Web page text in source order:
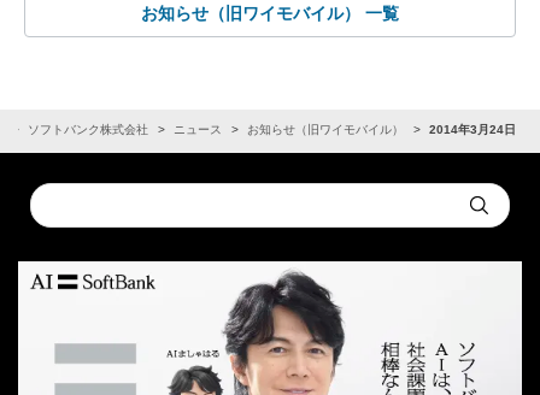
お知らせ（旧ワイモバイル） 一覧
ソフトバンク株式会社 ニュース お知らせ（旧ワイモバイル） 2014年3月24日
Conduct
a
Submit